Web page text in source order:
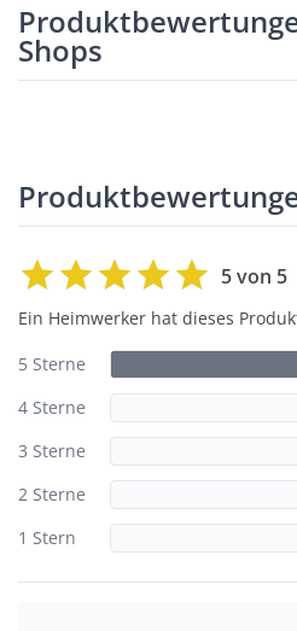
Shops
5 von 5
Ein Heimwerker hat dieses
5 Sterne
4 Sterne
3 Sterne
2 Sterne
1 Stern